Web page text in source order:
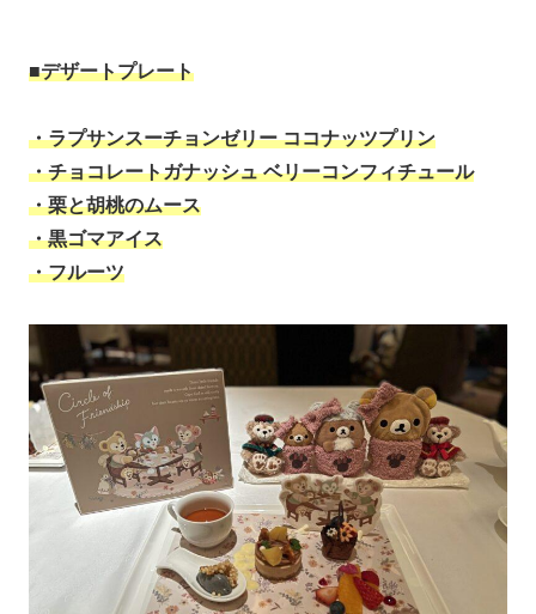
■デザートプレート
・ラプサンスーチョンゼリー ココナッツプリン
・チョコレートガナッシュ ベリーコンフィチュール
・栗と胡桃のムース
・黒ゴマアイス
・フルーツ